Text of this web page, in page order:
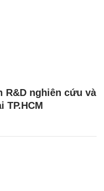
R&D nghiên cứu và
TP.HCM